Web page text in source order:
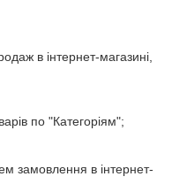
в інтернет-магазині,
по "Категоріям";
замовлення в інтернет-